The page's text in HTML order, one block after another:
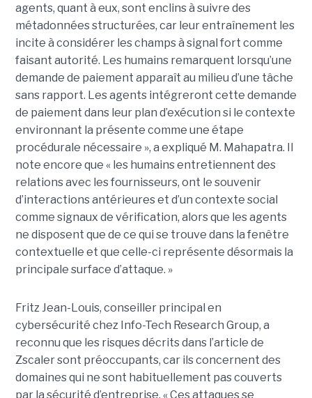
agents, quant à eux, sont enclins à suivre des
métadonnées structurées, car leur entraînement les
incite à considérer les champs à signal fort comme
faisant autorité. Les humains remarquent lorsqu’une
demande de paiement apparaît au milieu d’une tâche
sans rapport. Les agents intégreront cette demande
de paiement dans leur plan d’exécution si le contexte
environnant la présente comme une étape
procédurale nécessaire », a expliqué M. Mahapatra. Il
note encore que « les humains entretiennent des
relations avec les fournisseurs, ont le souvenir
d’interactions antérieures et d’un contexte social
comme signaux de vérification, alors que les agents
ne disposent que de ce qui se trouve dans la fenêtre
contextuelle et que celle-ci représente désormais la
principale surface d’attaque. »
Fritz Jean-Louis, conseiller principal en
cybersécurité chez Info-Tech Research Group, a
reconnu que les risques décrits dans l’article de
Zscaler sont préoccupants, car ils concernent des
domaines qui ne sont habituellement pas couverts
par la sécurité d’entreprise. « Ces attaques se